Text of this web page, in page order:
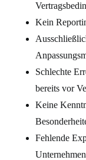
Kein
Schlechte
bereits vor
Keine
Fehlende